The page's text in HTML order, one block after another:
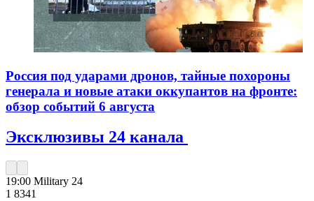
Россия под ударами дронов, тайные похороны
генерала и новые атаки оккупантов на фронте:
обзор событий 6 августа
Эксклюзивы 24 канала
19:00 Military 24
1 8341